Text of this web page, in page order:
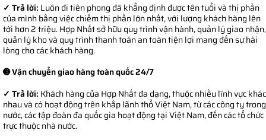
✓ Trả lời: Luôn đi tiên phong đã khẳng định được tên tuổi và thị phần
của mình bằng việc chiếm thị phần lớn nhất, với lượng khách hàng lên
tới hơn 2 triệu. Hợp Nhất sở hữu quy trình vận hành, quản lý giao nhận,
quản lý kho và quy trình thanh toán an toàn tiện lợi mang đến sự hài
lòng cho các khách hàng.
➌ Vận chuyển giao hàng toàn quốc 24/7
✓ Trả lời: Khách hàng của Hợp Nhất đa dạng, thuộc nhiều lĩnh vực khác
nhau và có hoạt động trên khắp lãnh thổ Việt Nam, từ các công ty trong
nước, các tập đoàn đa quốc gia hoạt động tại Việt Nam, đến các tổ chức
trực thuộc nhà nước.